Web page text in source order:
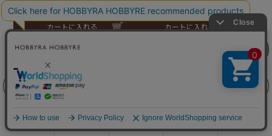
商品を探す 手芸を学ぶ ガイド 店舗情報 ログイン
前に戻る
フェア
¥308
カートに入れる
¥352
カートに入れる